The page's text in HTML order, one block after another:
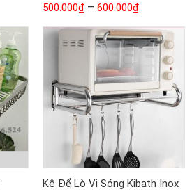
500.000₫ – 600.000₫
Kệ Để Lò Vi Sóng Kibath Inox